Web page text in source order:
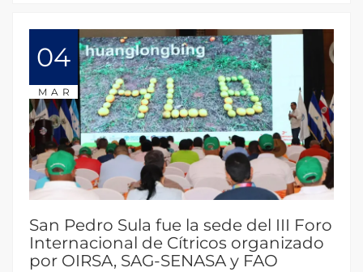
04
MAR
San Pedro Sula fue la sede del III Foro
Internacional de Cítricos organizado
por OIRSA, SAG-SENASA y FAO